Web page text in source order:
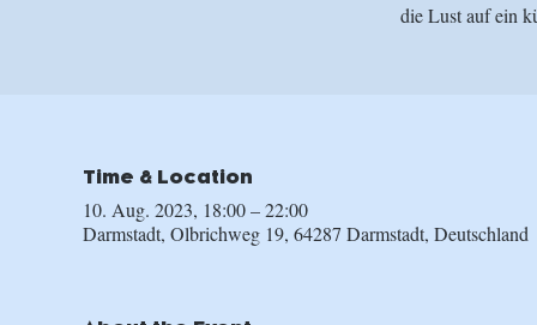
die Lust auf ein
Time & Location
10. Aug. 2023, 18:00 – 22:00
Darmstadt, Olbrichweg 19, 64287 Darmstadt, Deutschland